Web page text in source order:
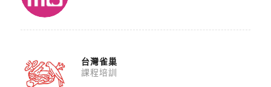
台灣雀巢
課程培訓